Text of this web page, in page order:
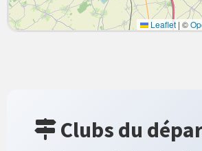
Leaflet | ©
Clubs du